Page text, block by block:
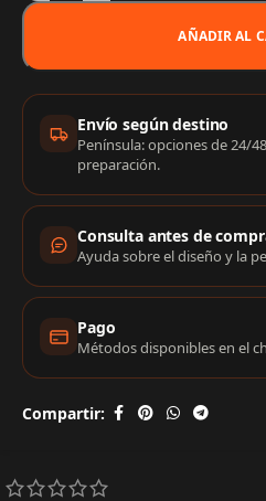
AÑADIR AL
Información de
Envío según destino
Península: opciones de 24/
preparación.
Consulta antes de
Ayuda sobre el diseño y la
Pago
Métodos disponibles en el
Compartir: